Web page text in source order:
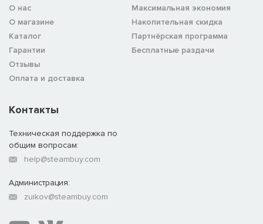
О нас
О магазине
Каталог
Гарантии
Отзывы
Оплата и доставка
Максимальная экономия
Накопительная скидка
Партнёрская программа
Бесплатные раздачи
Контакты
Техническая поддержка по
общим вопросам:
help@steambuy.com
Администрация:
zuikov@steambuy.com